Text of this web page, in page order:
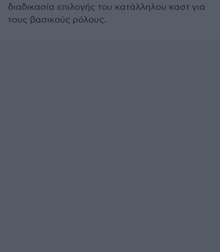
διαδικασία επιλογής του κατάλληλου καστ για
τους βασικούς ρόλους.